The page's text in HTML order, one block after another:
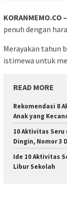
KORANMEMO.CO –
penuh dengan
Merayakan tahun
istimewa untuk
READ MORE
Rekomendasi 8
Anak yang
10 Aktivitas Seru
Dingin, Nomor 3
Ide 10 Aktivitas
Libur Sekolah